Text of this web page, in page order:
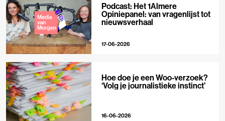
Podcast: Het 1Almere
Opiniepanel: van vragenlijst tot
nieuwsverhaal
17-06-2026
Hoe doe je een Woo-verzoek?
‘Volg je journalistieke instinct’
16-06-2026